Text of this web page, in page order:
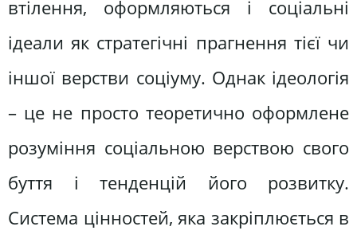
втілення, оформляються і соціальні
ідеали як стратегічні прагнення тієї чи
іншої верстви соціуму. Однак ідеологія
– це не просто теоретично оформлене
розуміння соціальною верствою свого
буття і тенденцій його розвитку.
Система цінностей, яка закріплюється в